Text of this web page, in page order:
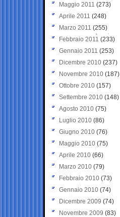
Maggio 2011 (273)
Aprile 2011 (248)
Marzo 2011 (255)
Febbraio 2011 (233)
Gennaio 2011 (253)
Dicembre 2010 (237)
Novembre 2010 (187)
Ottobre 2010 (157)
Settembre 2010 (148)
Agosto 2010 (75)
Luglio 2010 (86)
Giugno 2010 (76)
Maggio 2010 (75)
Aprile 2010 (66)
Marzo 2010 (79)
Febbraio 2010 (73)
Gennaio 2010 (74)
Dicembre 2009 (74)
Novembre 2009 (83)